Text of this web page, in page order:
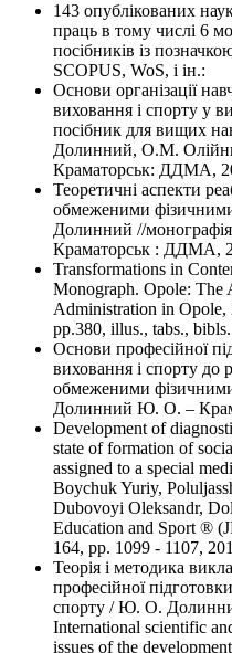
143 опублікованих
праць в тому числі 6
посібників із
SCOPUS, WoS, і ін.:
Основи організації
виховання і спорту у
посібник для вищих
Долинний, О.М.
Краматорськ: ДДМА,
Теоретичні аспекти
обмеженими
Долинний //
Краматорськ : ДДМА,
Transformations in
Monograph. Opole: The
Administration in
pp.380, illus., tabs.,
Основи професійної
виховання i спорту до
обмеженими
Долинний Ю. О. –
Development of
state of formation of
assigned to a special
Boychuk Yuriy,
Dubovoyi Оleksandr,
Education and Sport ®
164, pp. 1099 - 1107,
Теорія і методика
професійної
спорту / Ю. О.
International scientific
issues of the